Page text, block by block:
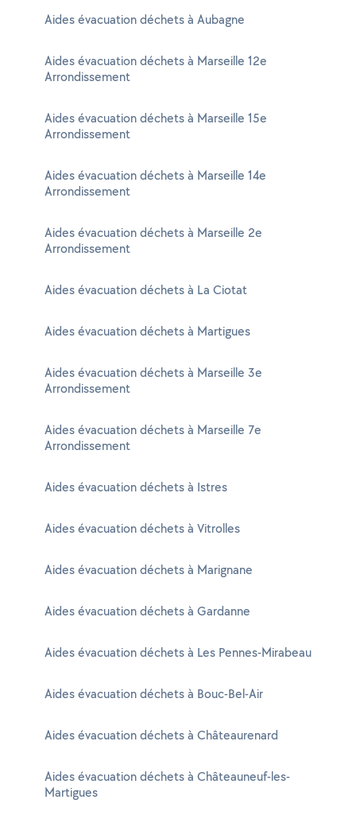
Aides évacuation déchets à Aubagne
Aides évacuation déchets à Marseille 12e
Arrondissement
Aides évacuation déchets à Marseille 15e
Arrondissement
Aides évacuation déchets à Marseille 14e
Arrondissement
Aides évacuation déchets à Marseille 2e
Arrondissement
Aides évacuation déchets à La Ciotat
Aides évacuation déchets à Martigues
Aides évacuation déchets à Marseille 3e
Arrondissement
Aides évacuation déchets à Marseille 7e
Arrondissement
Aides évacuation déchets à Istres
Aides évacuation déchets à Vitrolles
Aides évacuation déchets à Marignane
Aides évacuation déchets à Gardanne
Aides évacuation déchets à Les Pennes-Mirabeau
Aides évacuation déchets à Bouc-Bel-Air
Aides évacuation déchets à Châteaurenard
Aides évacuation déchets à Châteauneuf-les-
Martigues